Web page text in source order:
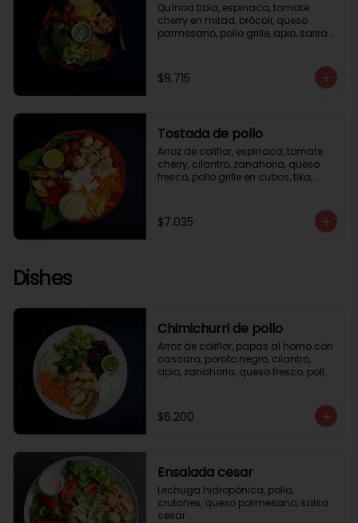
Quínoa tibia, espinaca, tomate
cherry en mitad, brócoli, queso
parmesano, pollo grille, apio, salsa
$8.715
Tostada de pollo
Arroz de coliflor, espinaca, tomate
cherry, cilantro, zanahoria, queso
fresco, pollo grille en cubos, tika,
$7.035
Dishes
Chimichurri de pollo
Arroz de coliflor, papas al horno con
cascara, poroto negro, cilantro,
apio, zanahoria, queso fresco, pollo
$6.200
Ensalada cesar
Lechuga hidropónica, pollo,
crutones, queso parmesano, salsa
cesar